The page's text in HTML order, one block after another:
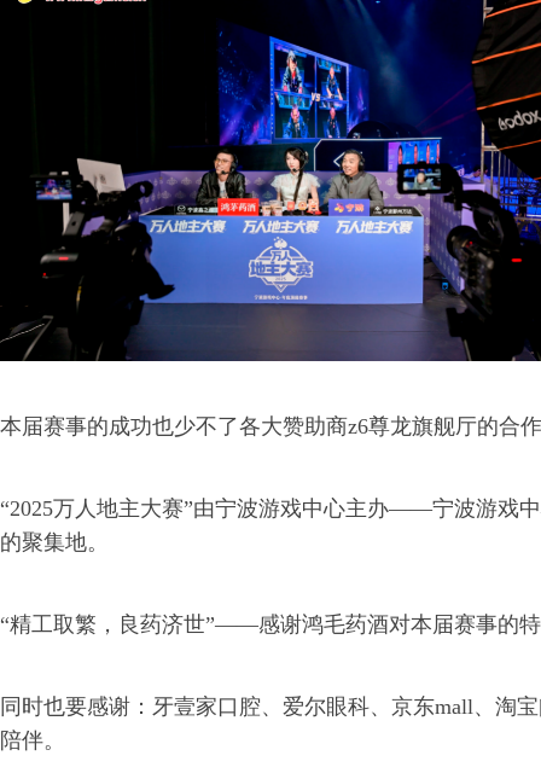
本届赛事的成功也少不了各大赞助商z6尊龙旗舰厅的合
“2025万人地主大赛”由宁波游戏中心主办——宁波游戏
的聚集地。
“精工取繁，良药济世”——感谢鸿毛药酒对本届赛事的
同时也要感谢：牙壹家口腔、爱尔眼科、京东mall、淘
陪伴。